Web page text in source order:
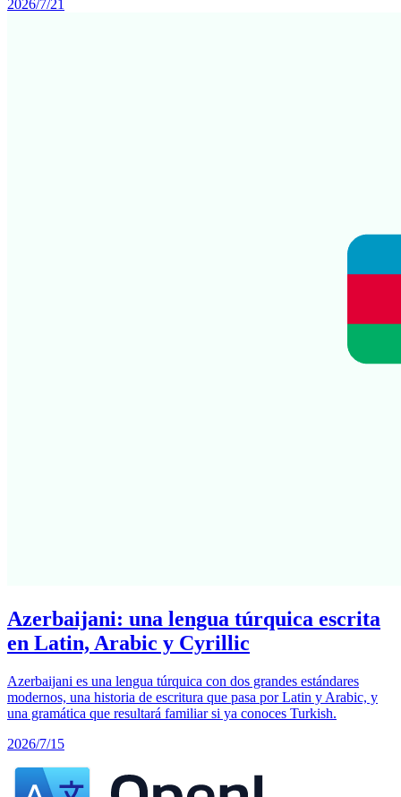
2026/7/21
Azerbaijani: una lengua túrquica escrita
en Latin, Arabic y Cyrillic
Azerbaijani es una lengua túrquica con dos grandes estándares
modernos, una historia de escritura que pasa por Latin y Arabic, y
una gramática que resultará familiar si ya conoces Turkish.
2026/7/15